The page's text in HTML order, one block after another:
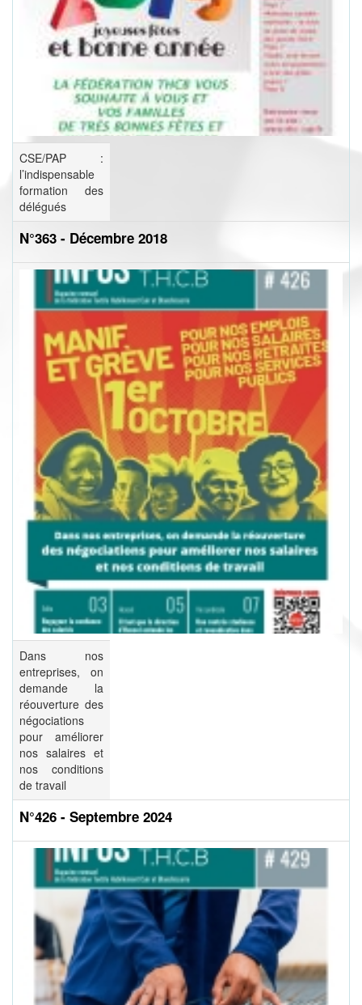
CSE/PAP :
l’indispensable
formation des
délégués
N°363 - Décembre 2018
Dans nos
entreprises, on
demande la
réouverture des
négociations
pour améliorer
nos salaires et
nos conditions
de travail
N°426 - Septembre 2024